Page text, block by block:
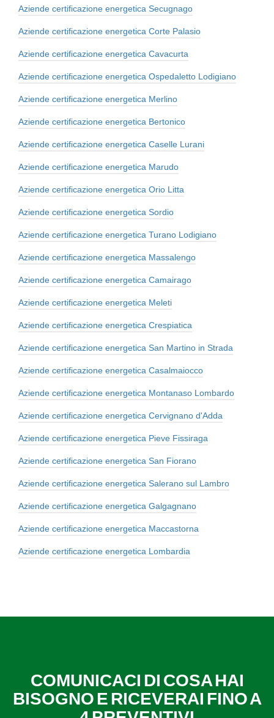
Aziende certificazione energetica Secugnago
Aziende certificazione energetica Corte Palasio
Aziende certificazione energetica Cavacurta
Aziende certificazione energetica Ospedaletto Lodigiano
Aziende certificazione energetica Merlino
Aziende certificazione energetica Bertonico
Aziende certificazione energetica Caselle Lurani
Aziende certificazione energetica Marudo
Aziende certificazione energetica Orio Litta
Aziende certificazione energetica Sordio
Aziende certificazione energetica Turano Lodigiano
Aziende certificazione energetica Massalengo
Aziende certificazione energetica Camairago
Aziende certificazione energetica Meleti
Aziende certificazione energetica Crespiatica
Aziende certificazione energetica San Martino in Strada
Aziende certificazione energetica Casalmaiocco
Aziende certificazione energetica Montanaso Lombardo
Aziende certificazione energetica Cervignano d'Adda
Aziende certificazione energetica Pieve Fissiraga
Aziende certificazione energetica San Fiorano
Aziende certificazione energetica Salerano sul Lambro
Aziende certificazione energetica Galgagnano
Aziende certificazione energetica Maccastorna
Aziende certificazione energetica Lombardia
COMUNICACI DI COSA HAI
BISOGNO E RICEVERAI FINO A